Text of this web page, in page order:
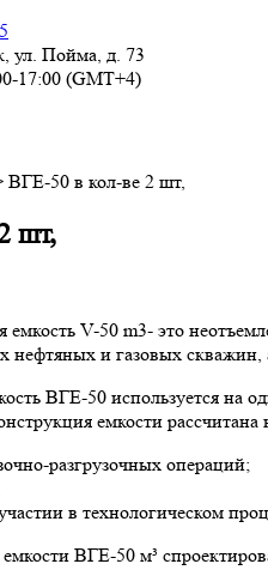
ул. Пойма, д. 73
17:00 (GMT+4)
ВГЕ-50 в кол-ве 2 шт,
шт,
V-50 m3- это
нефтяных и газовых
ВГЕ-50 используется
емкости
разгрузочных операций;
в технологическом
ВГЕ-50 м³